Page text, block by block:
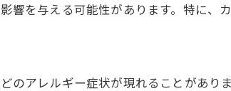
響を与える可能性があります。特に、
のアレルギー症状が現れることがあり